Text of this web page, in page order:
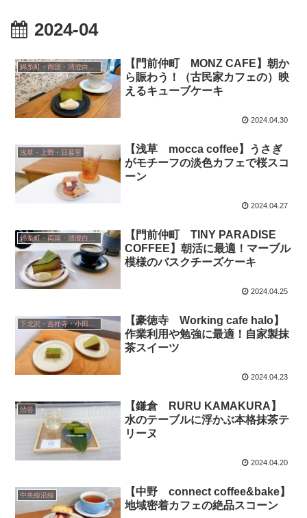
2024-04
【門前仲町 MONZ CAFE】朝か
ら賑わう！（古民家カフェの）映
えるキューブケーキ
2024.04.30
浅草・上野・日暮里
【浅草 mocca coffee】うさぎ
がモチーフの淡色カフェで桜スコ
ーン
2024.04.27
【門前仲町 TINY PARADISE
COFFEE】朝活に最適！マーブル
模様のバスクチーズケーキ
2024.04.25
【豪徳寺 Working cafe halo】
作業利用や勉強に最適！自家製抹
茶スイーツ
2024.04.23
渋谷
【鎌倉 RURU KAMAKURA】
水のテーブルに浮かぶ本格抹茶テ
リーヌ
2024.04.20
中央線沿線
【中野 connect coffee&bake】
地域密着カフェの絶品スコーン